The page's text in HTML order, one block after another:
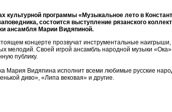
культурной программы «Музыкальное лето в
состоится выступление рязанского
ансамбля Марии Видяпиной.
концерте прозвучат инструментальные наигрыши,
мелодий. Своей игрой ансамбль народной музыки
публику.
Мария Видяпина исполнит всеми любимые русские
диво», «Липа вековая» и другие.